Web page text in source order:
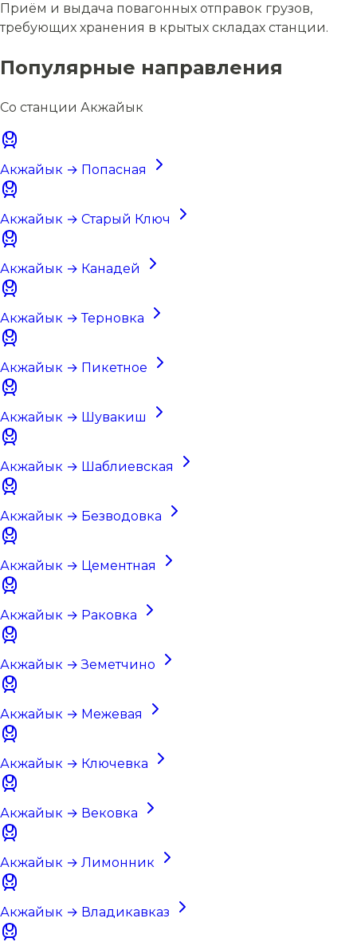
Приём и выдача повагонных отправок грузов,
требующих хранения в крытых складах станции.
Популярные направления
Со станции Акжайык
Акжайык → Попасная
Акжайык → Старый Ключ
Акжайык → Канадей
Акжайык → Терновка
Акжайык → Пикетное
Акжайык → Шувакиш
Акжайык → Шаблиевская
Акжайык → Безводовка
Акжайык → Цементная
Акжайык → Раковка
Акжайык → Земетчино
Акжайык → Межевая
Акжайык → Ключевка
Акжайык → Вековка
Акжайык → Лимонник
Акжайык → Владикавказ